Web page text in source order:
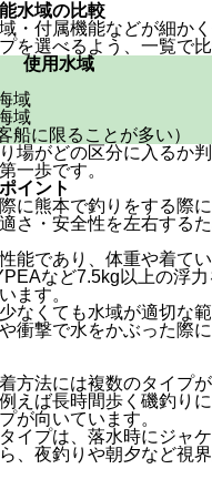
水域の比較
・付属機能などが細か
を選べるよう、一覧で
使用水域
域
域
船に限ることが多い）
場がどの区分に入るか
一歩です。
イント
に熊本で釣りをする際
さ・安全性を左右する
能であり、体重や着て
など7.5kg以上の浮
ます。
なくても水域が適切な
衝撃で水をかぶった際
方法には複数のタイプ
えば長時間歩く磯釣り
が向いています。
イプは、落水時にジャ
、夜釣りや朝夕など視